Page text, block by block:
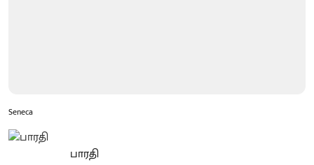
Seneca
பாரதி